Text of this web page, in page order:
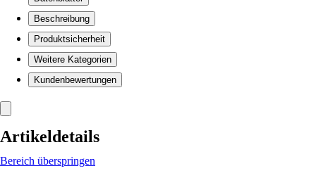
Beschreibung
Produktsicherheit
Weitere Kategorien
Kundenbewertungen
Artikeldetails
Bereich überspringen